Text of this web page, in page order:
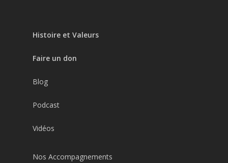
Histoire et Valeurs
Faire un don
Blog
Podcast
Vidéos
Nos Accompagnements